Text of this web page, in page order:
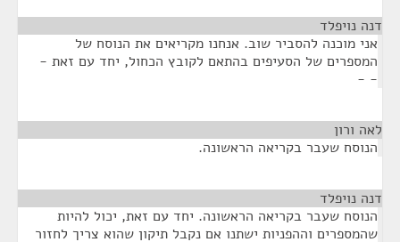
דנה נויפלד
אני מוכנה להסביר שוב. אנחנו מקריאים את הנוסח של
המספרים של הסעיפים בהתאם לקובץ הכחול, יחד עם זאת -
- -
לאה ורון
הנוסח שעבר בקריאה הראשונה.
דנה נויפלד
הנוסח שעבר בקריאה הראשונה. יחד עם זאת, יכול להיות
שהמספרים וההפניות ישתנו אם נקבל תיקון שהוא צריך לחזור